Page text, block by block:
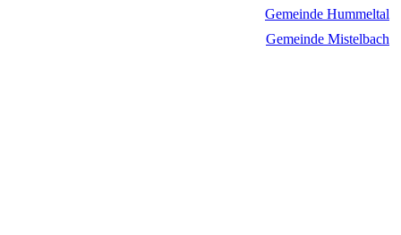
Gemeinde Hummeltal
Gemeinde Mistelbach